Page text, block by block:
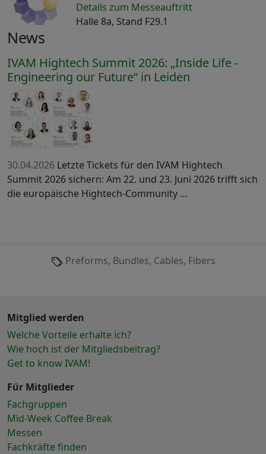
Details zum Messeauftritt
Halle 8a, Stand F29.1
News
IVAM Hightech Summit 2026: „Inside Life -
Engineering our Future“ in Leiden
30.04.2026 Letzte Tickets für den IVAM Hightech
Summit 2026 sichern: Am 22. und 23. Juni 2026 trifft sich
die europäische Hightech-Community …
Preforms, Bundles, Cables, Fibers
Mitglied werden
Welche Vorteile erhalte ich?
Wie hoch ist der Mitgliedsbeitrag?
Get to know IVAM!
Für Mitglieder
Fachgruppen
Mid-Week Coffee Break
Messen
Fachkräfte finden